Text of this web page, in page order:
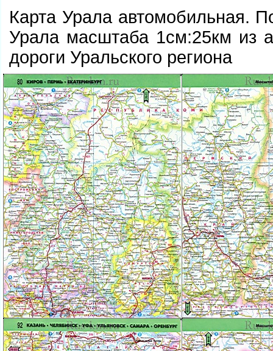
Карта Урала автомобильная.
Урала масштаба 1см:25км из
дороги Уральского региона